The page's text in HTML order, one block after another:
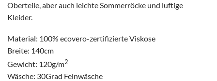
Oberteile, aber auch leichte Sommerröcke und luftige
Kleider.
Material: 100% ecovero-zertifizierte Viskose
Breite: 140cm
Gewicht: 120g/m2
Wäsche: 30Grad Feinwäsche